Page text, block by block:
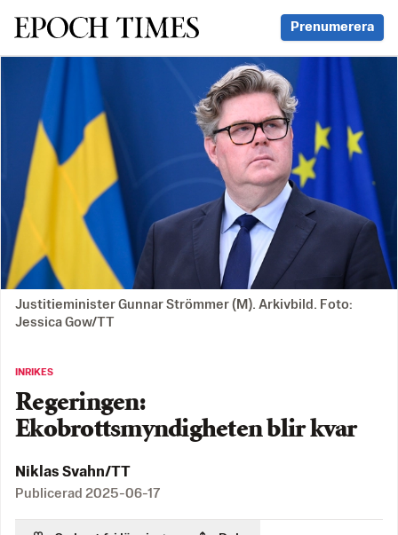
Svenska Epoch Times Prenumerera
Justitieminister Gunnar Strömmer (M). Arkivbild. Foto:
Jessica Gow/TT
INRIKES
Regeringen:
Ekobrottsmyndigheten blir kvar
Niklas Svahn/TT
Publicerad 2025-06-17